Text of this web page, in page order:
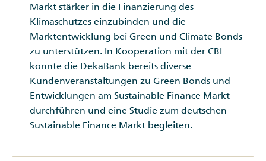
Markt stärker in die Finanzierung des
Klimaschutzes einzubinden und die
Marktentwicklung bei Green und Climate Bonds
zu unterstützen. In Kooperation mit der CBI
konnte die DekaBank bereits diverse
Kundenveranstaltungen zu Green Bonds und
Entwicklungen am Sustainable Finance Markt
durchführen und eine Studie zum deutschen
Sustainable Finance Markt begleiten.